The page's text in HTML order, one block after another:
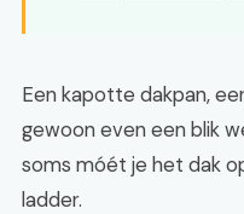
Een kapotte dakpan,
gewoon even een blik
soms móét je het dak
ladder.